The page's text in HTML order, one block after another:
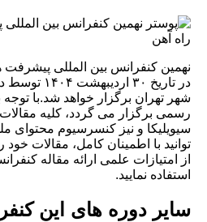
کنفرانس بین المللی پیشرفت های
در تاریخ ۳۰ اردیبهشت
برگزار خواهد شد.با توجه به
می گردد، کلیه مقالات این
و نیز کنسرسیوم محتوای ملی
با اطمینان کامل، مقالات خود را در
علمی ارائه مقاله کنفرانس با
نمایید.
دوره های این کنفرانس